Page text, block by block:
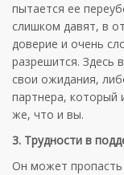
пытается ее
слишком давят, в
доверие и очень
разрешится. Здесь
свои ожидания,
партнера, который
же, что и вы.
3. Трудности в
Он может